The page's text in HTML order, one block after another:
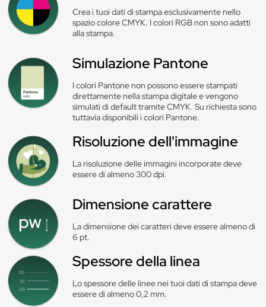
Crea i tuoi dati di stampa esclusivamente nello
spazio colore CMYK. I colori RGB non sono adatti
alla stampa.
Simulazione Pantone
I colori Pantone non possono essere stampati
direttamente nella stampa digitale e vengono
simulati di default tramite CMYK. Su richiesta sono
tuttavia disponibili i colori Pantone.
Risoluzione dell'immagine
La risoluzione delle immagini incorporate deve
essere di almeno 300 dpi.
Dimensione carattere
La dimensione dei caratteri deve essere almeno di
6 pt.
Spessore della linea
Lo spessore delle linee nei tuoi dati di stampa deve
essere di almeno 0,2 mm.